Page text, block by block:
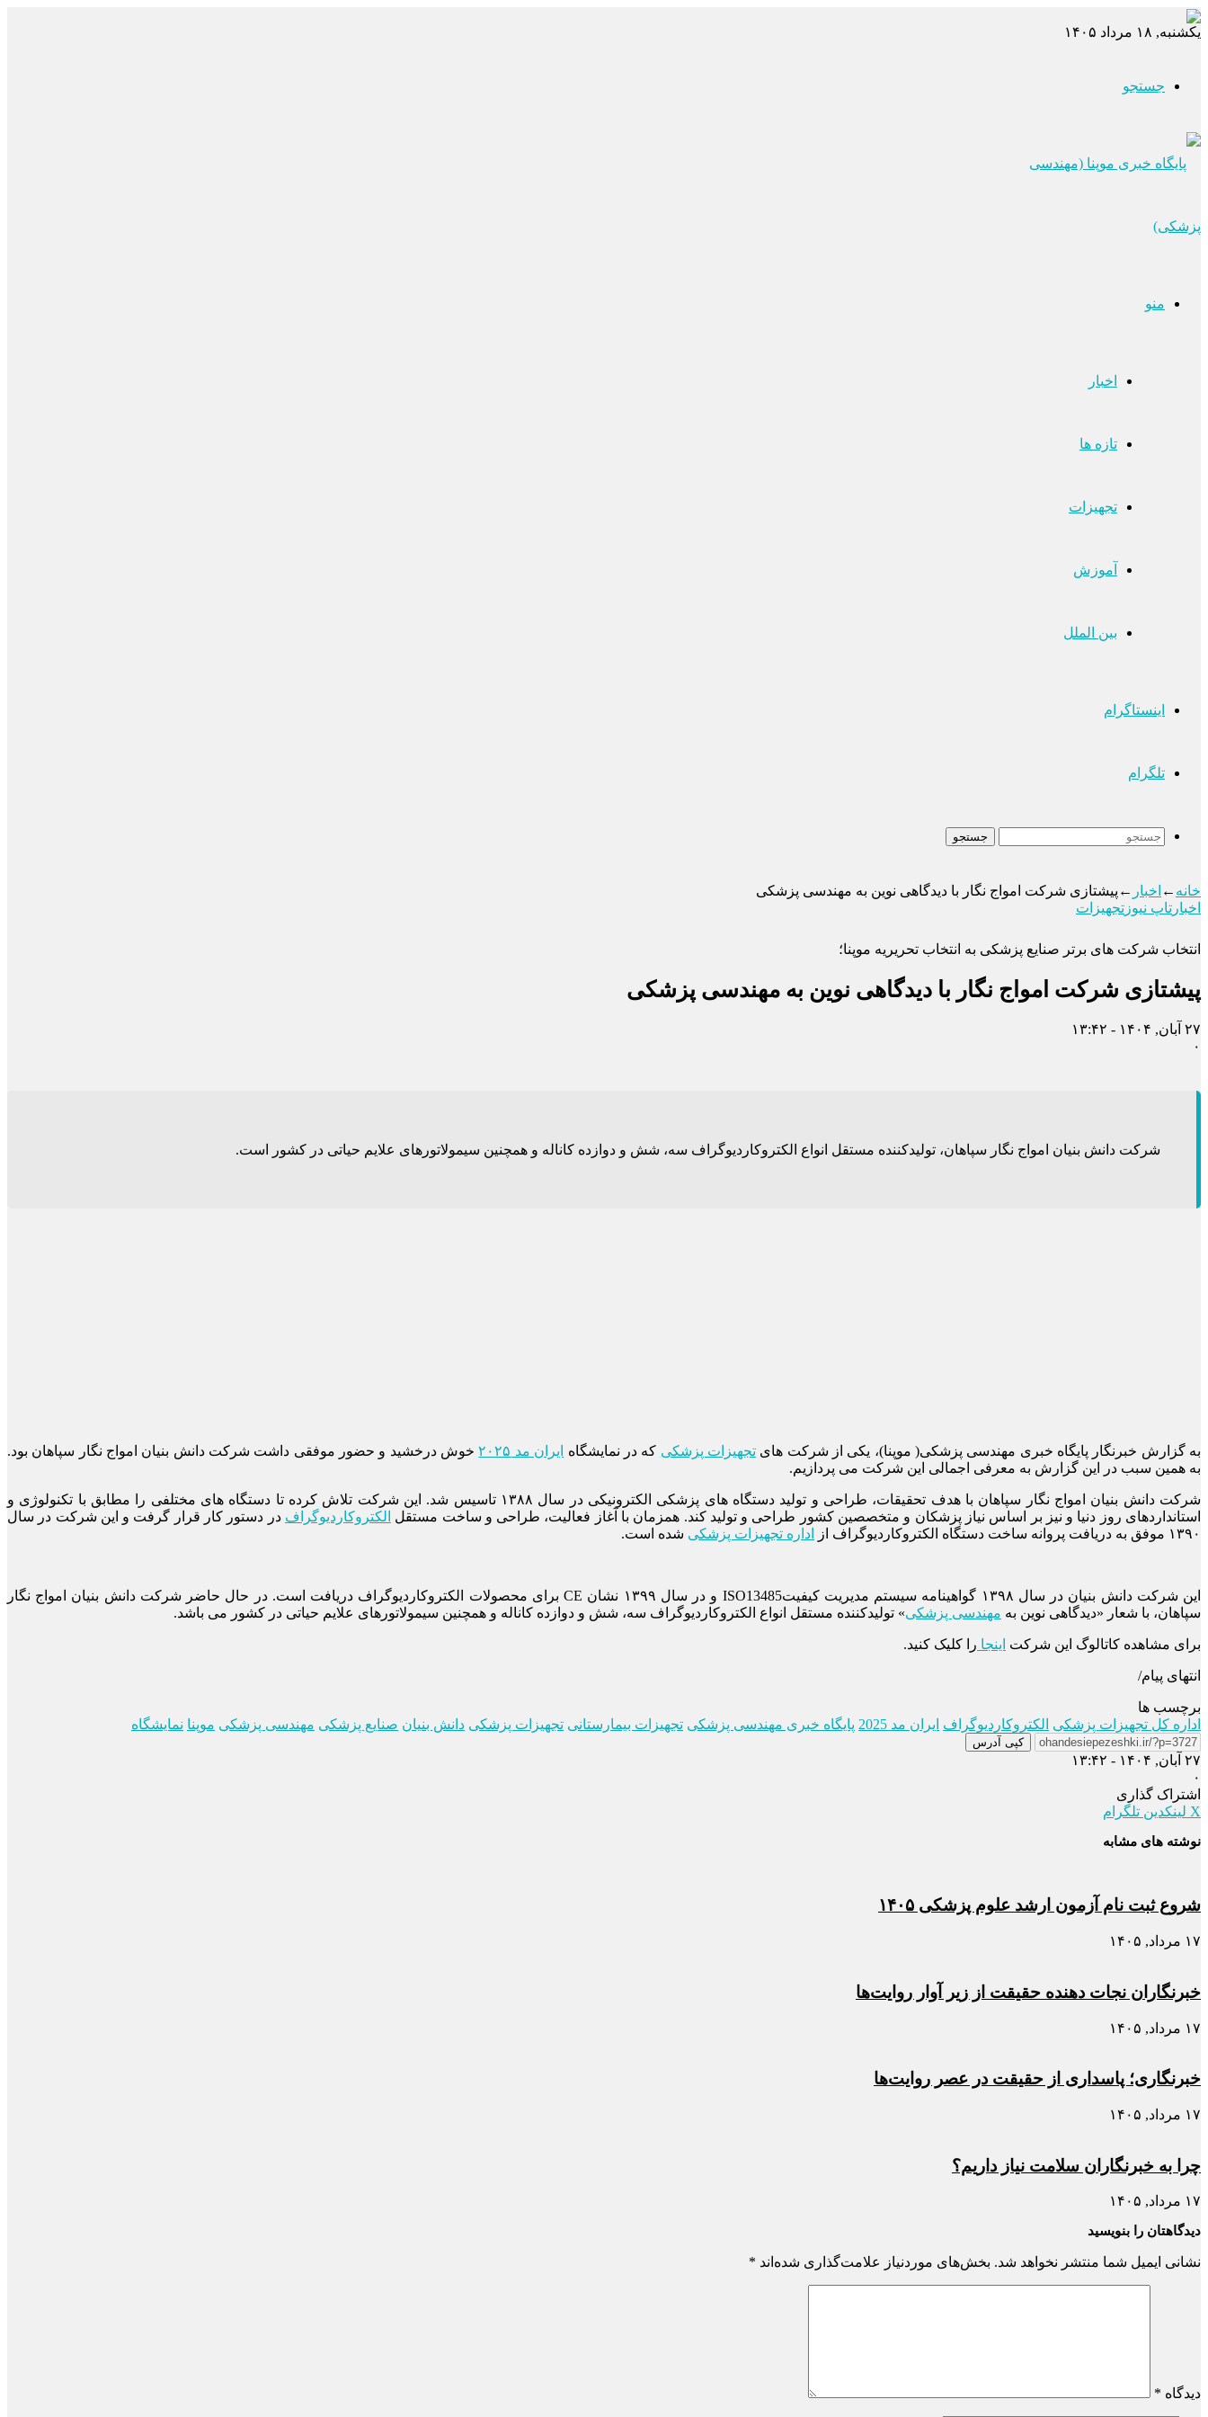
یکشنبه, ۱۸ مرداد ۱۴۰۵
جستجو
منو
اخبار
تازه ها
تجهیزات
آموزش
بین الملل
اینستاگرام
تلگرام
جستجو
خانه ← اخبار ← پیشتازی شرکت امواج نگار با دیدگاهی نوین به مهندسی پزشکی
اخبار تاپ نیوز تجهیزات
انتخاب شرکت های برتر صنایع پزشکی به انتخاب تحریریه موپنا؛
پیشتازی شرکت امواج نگار با دیدگاهی نوین به مهندسی پزشکی
۲۷ آبان, ۱۴۰۴ - ۱۳:۴۲
۰
شرکت دانش بنیان امواج نگار سپاهان، تولیدکننده مستقل انواع الکتروکاردیوگراف سه، شش و دوازده کاناله و همچنین سیمولاتورهای علایم حیاتی در کشور است.
به گزارش خبرنگار پایگاه خبری مهندسی پزشکی( موپنا)، یکی از شرکت هایتجهیزات پزشکی که در نمایشگاه ایران مد ۲۰۲۵
خوش درخشید و حضور موفقی داشت شرکت دانش بنیان امواج نگار سپاهان بود.
به همین سبب در این گزارش به معرفی اجمالی این شرکت می پردازیم.
شرکت دانش بنیان امواج نگار سپاهان با هدف تحقیقات، طراحی و تولید دستگاه های پزشکی الکترونیکی در سال ۱۳۸۸ تاسیس شد. این شرکت تلاش کرده تا دستگاه های مختلفی را مطابق با تکنولوژی و
استانداردهای روز دنیا و نیز بر اساس نیاز پزشکان و متخصصین کشور طراحی و تولید کند. همزمان با آغاز فعالیت، طراحی و ساخت مستقل الکتروکاردیوگراف در دستور کار قرار گرفت و این شرکت در سال
۱۳۹۰ موفق به دریافت پروانه ساخت دستگاه الکتروکاردیوگراف از
اداره تجهیزات پزشکی شده است.
این شرکت دانش بنیان در سال ۱۳۹۸ گواهینامه سیستم مدیریت کیفیتISO13485 و در سال ۱۳۹۹ نشان CE برای محصولات الکتروکاردیوگراف دریافت است. در حال حاضر شرکت دانش بنیان امواج نگار
سپاهان، با شعار «دیدگاهی نوین به مهندسی پزشکی» تولیدکننده مستقل انواع الکتروکاردیوگراف سه، شش و دوازده کاناله و همچنین سیمولاتورهای علایم حیاتی در کشور می باشد.
برای مشاهده کاتالوگ این شرکت اینجا را کلیک کنید.
انتهای پیام/
برچسب ها
اداره کل تجهیزات پزشکی الکتروکاردیوگراف ایران مد 2025 پایگاه خبری مهندسی پزشکی تجهیزات بیمارستانی تجهیزات پزشکی دانش بنیان صنایع پزشکی مهندسی پزشکی موپنا نمایشگاه
کپی آدرس
۲۷ آبان, ۱۴۰۴ - ۱۳:۴۲
۰
اشتراک گذاری
X لینکدین تلگرام
نوشته های مشابه
شروع ثبت نام آزمون ارشد علوم پزشکی ۱۴۰۵
۱۷ مرداد, ۱۴۰۵
خبرنگاران نجات دهنده حقیقت از زیر آوار روایت‌ها
۱۷ مرداد, ۱۴۰۵
خبرنگاری؛ پاسداری از حقیقت در عصر روایت‌ها
۱۷ مرداد, ۱۴۰۵
چرا به خبرنگاران سلامت نیاز داریم؟
۱۷ مرداد, ۱۴۰۵
دیدگاهتان را بنویسید
نشانی ایمیل شما منتشر نخواهد شد. بخش‌های موردنیاز علامت‌گذاری شده‌اند *
دیدگاه *